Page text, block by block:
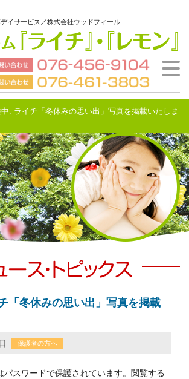
イサービス／株式会社ウッドフィール
: ライチ「冬休みの思い出」写真を掲載いたしま
「冬休みの思い出」写真を掲載
保護者の方へ
パスワードで保護されています。閲覧する